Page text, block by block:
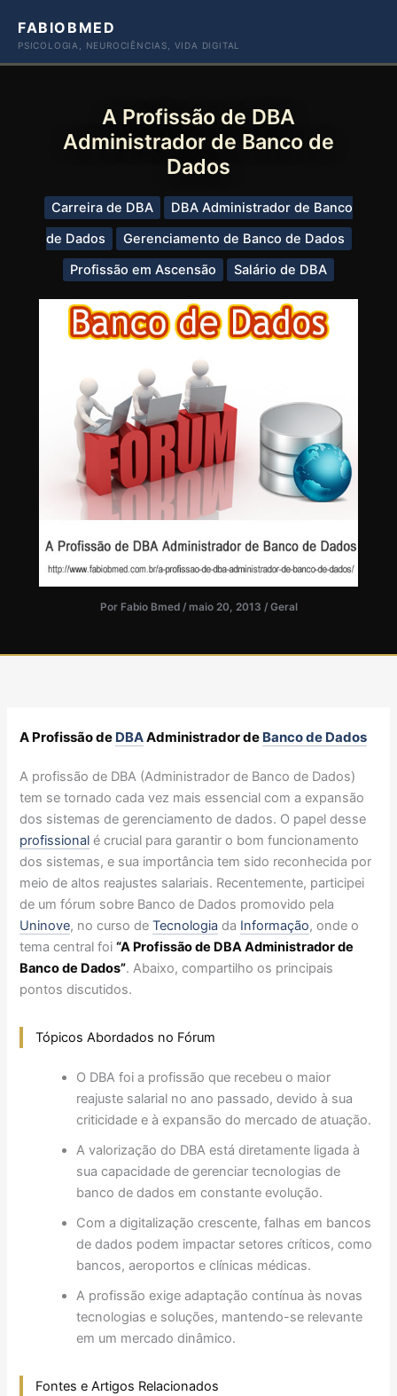
paraFABIOBMED
PSICOLOGIA, NEUROCIÊNCIAS, VIDA DIGITAL
A Profissão de DBA
Administrador de Banco de
Dados
Carreira de DBA
DBA Administrador de Banco
de Dados
Gerenciamento de Banco de Dados
Profissão em Ascensão
Salário de DBA
Por Fabio Bmed / maio 20, 2013 / Geral
A Profissão de DBAAdministrador de Banco de Dados
A profissão de DBA (Administrador de Banco de Dados)
tem se tornado cada vez mais essencial com a expansão
dos sistemas de gerenciamento de dados. O papel desse
profissional é crucial para garantir o bom funcionamento
dos sistemas, e sua importância tem sido reconhecida por
meio de altos reajustes salariais. Recentemente, participei
de um fórum sobre Banco de Dados promovido pela
Uninove, no curso deTecnologia da Informação, onde o
tema central foi“A Profissão de DBA Administrador de
Banco de Dados”. Abaixo, compartilho os principais
pontos discutidos.
Tópicos Abordados no Fórum
O DBA foi a profissão que recebeu o maior
reajuste salarial no ano passado, devido à sua
criticidade e à expansão do mercado de atuação.
A valorização do DBA está diretamente ligada à
sua capacidade de gerenciar tecnologias de
banco de dados em constante evolução.
Com a digitalização crescente, falhas em bancos
de dados podem impactar setores críticos, como
bancos, aeroportos e clínicas médicas.
A profissão exige adaptação contínua às novas
tecnologias e soluções, mantendo-se relevante
em um mercado dinâmico.
Fontes e Artigos Relacionados